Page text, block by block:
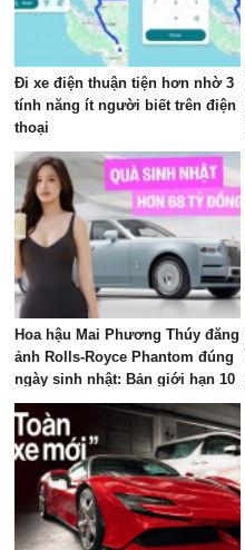
Đi xe điện thuận tiện hơn nhờ 3
tính năng ít người biết trên điện
thoại
Hoa hậu Mai Phương Thúy đăng
ảnh Rolls-Royce Phantom đúng
ngày sinh nhật: Bản giới hạn 10
chiếc toàn cầu, giá quy đổi gần
68 tỷ đồng